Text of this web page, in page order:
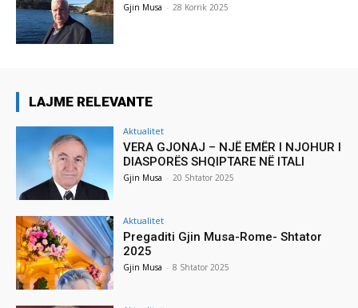
Gjin Musa - 28 Korrik 2025
LAJME RELEVANTE
Aktualitet
VERA GJONAJ – NJË EMËR I NJOHUR I
DIASPORËS SHQIPTARE NË ITALI
Gjin Musa - 20 Shtator 2025
Aktualitet
Pregaditi Gjin Musa-Rome- Shtator
2025
Gjin Musa - 8 Shtator 2025